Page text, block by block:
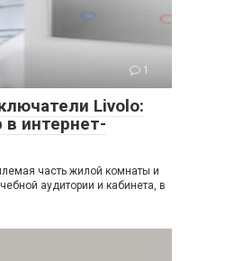
1
Livolo:
интернет-
часть жилой комнаты и
аудитории и кабинета, в